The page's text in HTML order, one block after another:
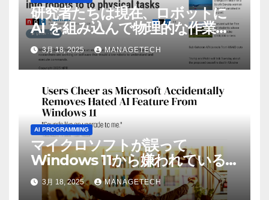
研究者たちは現在、ロボットに
AI を組み込んで物理的な作業を
実行させている | ノーザン パブ
リック ラジオ: WNIJ および
WNIU
3月 18, 2025 MANAGETECH
AI PROGRAMMING
マイクロソフトが誤って
Windows 11から嫌われている
AI機能を削除したことにユーザ
ーが歓喜
3月 18, 2025 MANAGETECH